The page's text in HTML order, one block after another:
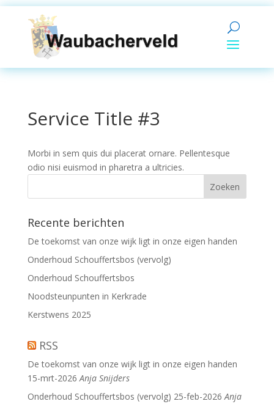
Service Title #3
Morbi in sem quis dui placerat ornare. Pellentesque
odio nisi euismod in pharetra a ultricies.
Recente berichten
De toekomst van onze wijk ligt in onze eigen handen
Onderhoud Schouffertsbos (vervolg)
Onderhoud Schouffertsbos
Noodsteunpunten in Kerkrade
Kerstwens 2025
RSS
De toekomst van onze wijk ligt in onze eigen handen
15-mrt-2026 Anja Snijders
Onderhoud Schouffertsbos (vervolg) 25-feb-2026 Anja